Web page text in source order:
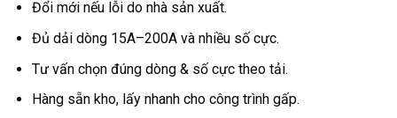
Đổi mới nếu lỗi do nhà sản xuất.
Đủ dải dòng 15A–200A và nhiều số cực.
Tư vấn chọn đúng dòng & số cực theo tải.
Hàng sẵn kho, lấy nhanh cho công trình gấp.